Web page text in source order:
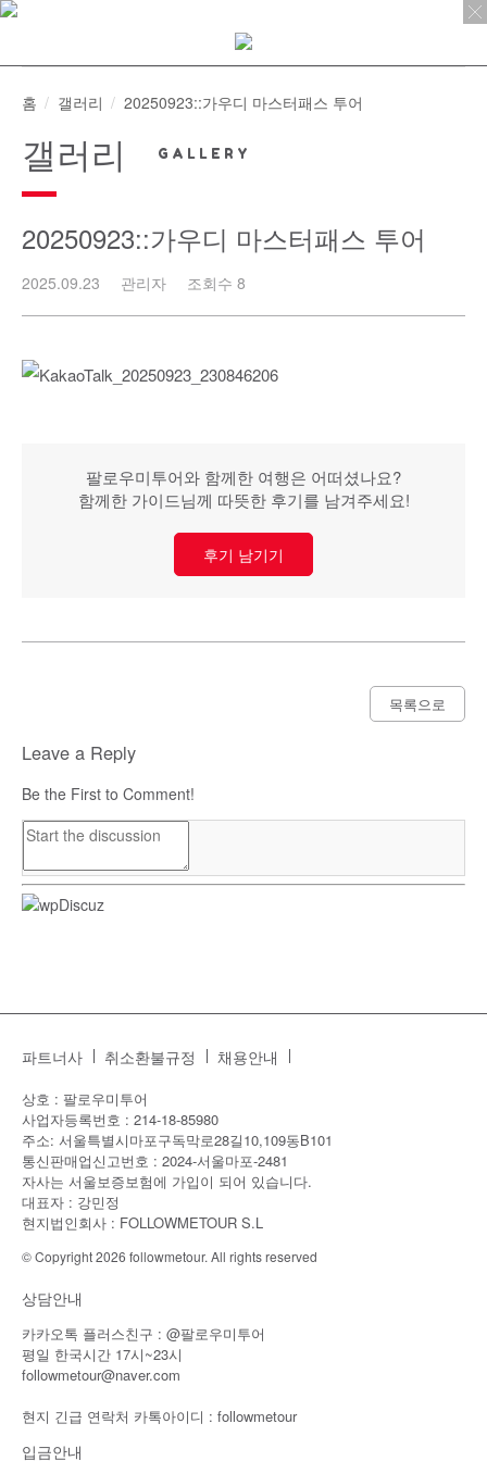
Skip
홈 갤러리 20250923::가우디 마스터패스 투어
갤러리
20250923::가우디 마스터패스 투어
2025.09.23 관리자 조회수 8
팔로우미투어와 함께한 여행은 어떠셨나요?
함께한 가이드님께 따뜻한 후기를 남겨주세요!
후기 남기기
목록으로
Leave a Reply
Be the First to Comment!
파트너사 취소환불규정 채용안내
상호 : 팔로우미투어
사업자등록번호 : 214-18-85980
주소: 서울특별시마포구독막로28길10,109동B101
통신판매업신고번호 : 2024-서울마포-2481
자사는 서울보증보험에 가입이 되어 있습니다.
대표자 : 강민정
현지법인회사 : FOLLOWMETOUR S.L
© Copyright 2026 followmetour. All rights reserved
상담안내
카카오톡 플러스친구 : @팔로우미투어
평일 한국시간 17시~23시
followmetour@naver.com
현지 긴급 연락처 카톡아이디 : followmetour
입금안내